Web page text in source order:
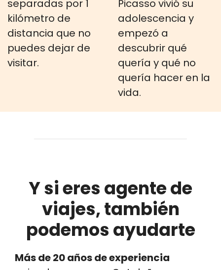
separadas por 1
kilómetro de
distancia que no
puedes dejar de
visitar.
Picasso vivió su
adolescencia y
empezó a
descubrir qué
quería y qué no
quería hacer en la
vida.
Y si eres agente de
viajes, también
podemos ayudarte
Más de 20 años de experiencia